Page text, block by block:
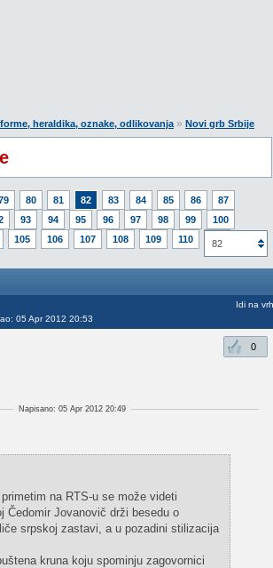
heraldika, oznake, odlikovanja» Novi grb Srbije
80 81 82 83 84 85 86
87
93 94 95 96 97 98 99
100
105 106 107 108 109 110
111
82
05 Apr 2012 20:53
Idi na vrh
0
Napisano: 05 Apr 2012 20:49
na RTS-u se može videti
Čedomir Jovanovič drži besedu o
srpskoj zastavi, a u pozadini stilizacija
kruna koju spominju zagovornici